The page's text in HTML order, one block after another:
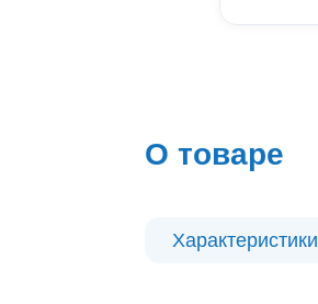
О товаре
Характеристики